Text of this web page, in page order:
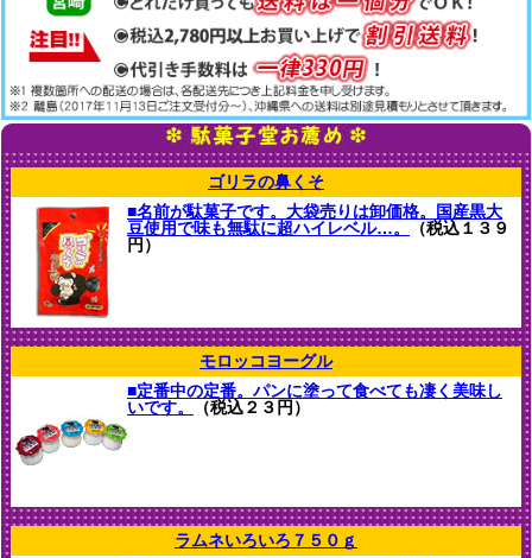
ゴリラの鼻くそ
■名前が駄菓子です。大袋売りは卸価格。国産黒大
豆使用で味も無駄に超ハイレベル…。
（税込１３９
円）
モロッコヨーグル
■定番中の定番。パンに塗って食べても凄く美味し
いです。
（税込２３円）
ラムネいろいろ７５０ｇ